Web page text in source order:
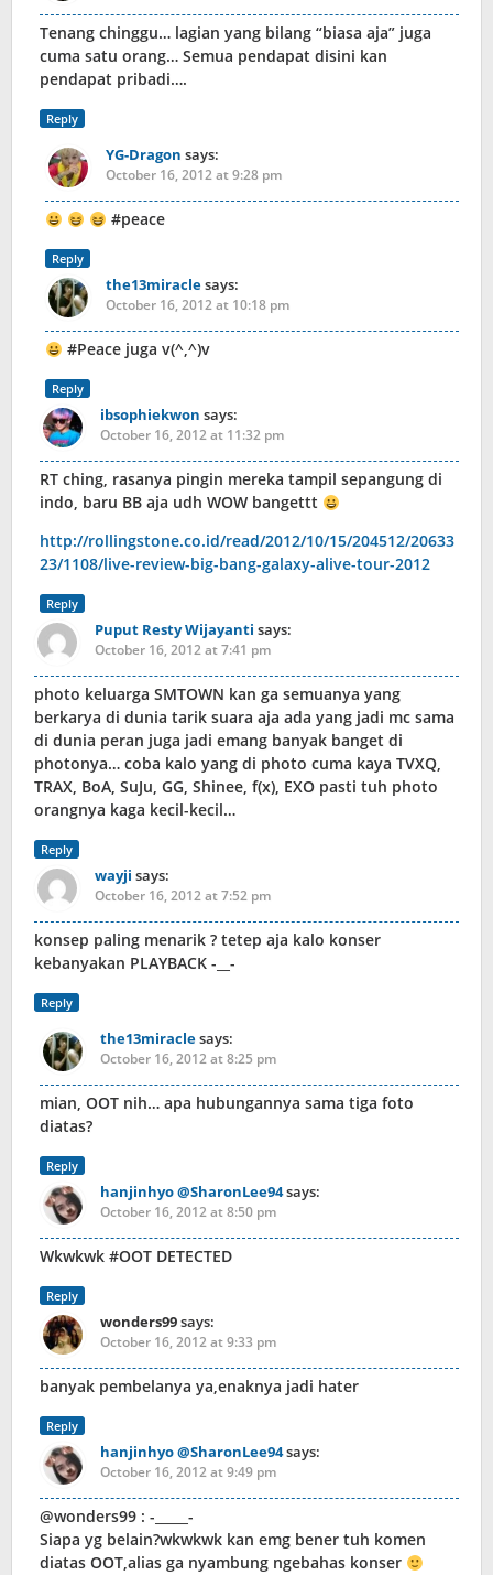
Tenang chinggu… lagian yang bilang “biasa aja” juga
cuma satu orang… Semua pendapat disini kan
pendapat pribadi….
Reply
YG-Dragon says:
October 16, 2012 at 9:28 pm
#peace
Reply
the13miraclesays:
October 16, 2012 at 10:18 pm
#Peace juga v(^,^)v
Reply
ibsophiekwon says:
October 16, 2012 at 11:32 pm
RT ching, rasanya pingin mereka tampil sepangung di
indo, baru BB aja udh WOW bangettt
http://rollingstone.co.id/read/2012/10/15/204512/20633
23/1108/live-review-big-bang-galaxy-alive-tour-2012
Reply
Puput Resty Wijayanti says:
October 16, 2012 at 7:41 pm
photo keluarga SMTOWN kan ga semuanya yang
berkarya di dunia tarik suara aja ada yang jadi mc sama
di dunia peran juga jadi emang banyak banget di
photonya… coba kalo yang di photo cuma kaya TVXQ,
TRAX, BoA, SuJu, GG, Shinee, f(x), EXO pasti tuh photo
orangnya kaga kecil-kecil…
Reply
wayji says:
October 16, 2012 at 7:52 pm
konsep paling menarik ? tetep aja kalo konser
kebanyakan PLAYBACK -__-
Reply
the13miraclesays:
October 16, 2012 at 8:25 pm
mian, OOT nih… apa hubungannya sama tiga foto
diatas?
Reply
hanjinhyo @SharonLee94says:
October 16, 2012 at 8:50 pm
Wkwkwk #OOT DETECTED
Reply
wonders99says:
October 16, 2012 at 9:33 pm
banyak pembelanya ya,enaknya jadi hater
Reply
hanjinhyo @SharonLee94says:
October 16, 2012 at 9:49 pm
@wonders99 : -_____-
Siapa yg belain?wkwkwk kan emg bener tuh komen
diatas OOT,alias ga nyambung ngebahas konser